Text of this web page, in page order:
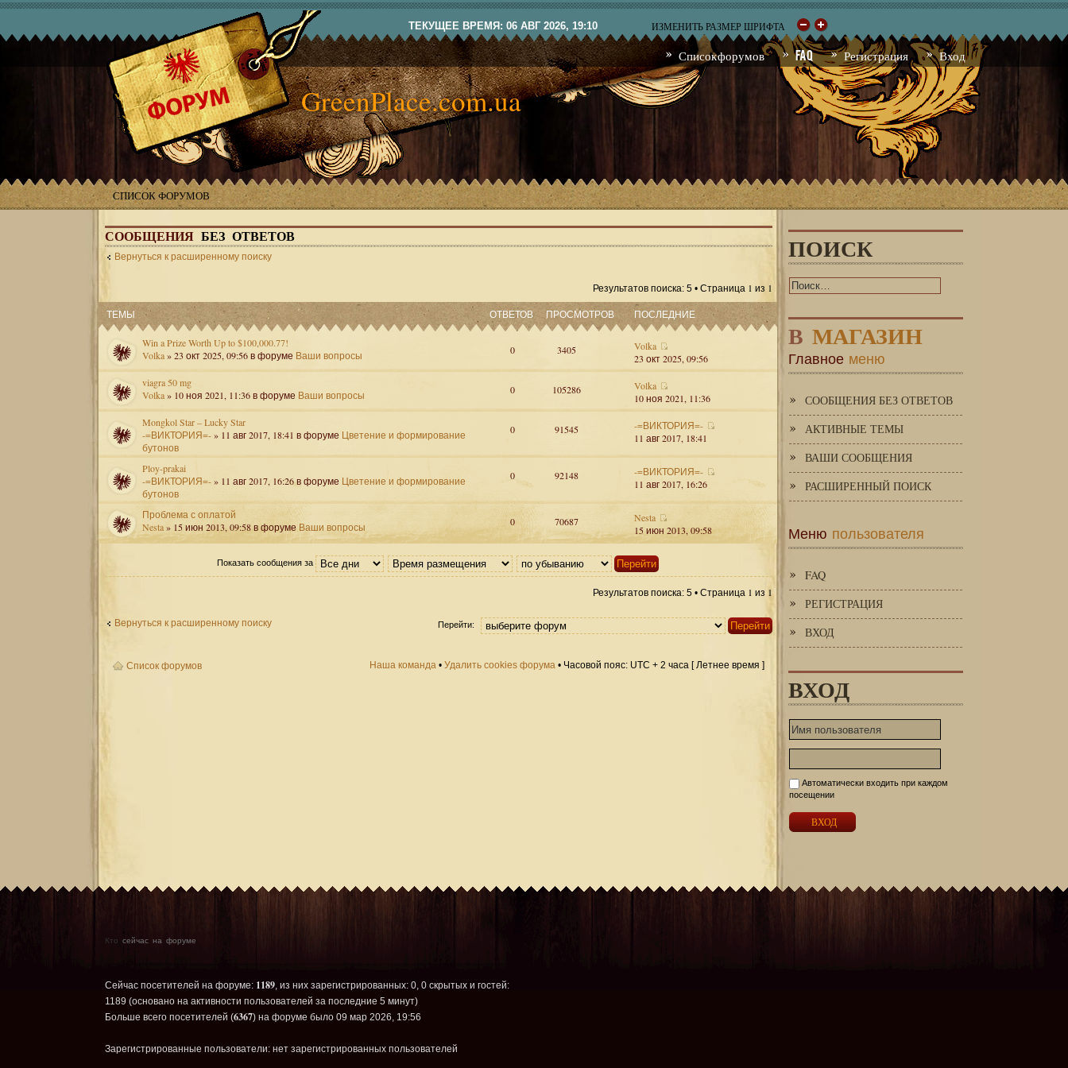
ТЕКУЩЕЕ ВРЕМЯ: 06 АВГ 2026, 19:10 ИЗМЕНИТЬ РАЗМЕР ШРИФТА
Список форумов FAQ Регистрация Вход
GreenPlace.com.ua
СПИСОК ФОРУМОВ
СООБЩЕНИЯ БЕЗ ОТВЕТОВ
Вернуться к расширенному поиску
Результатов поиска: 5 • Страница 1 из 1
ТЕМЫ
ОТВЕТОВ ПРОСМОТРОВ ПОСЛЕДНИЕ
Win a Prize Worth Up to $100,000.77!
Volka» 23 окт 2025, 09:56 в форуме Ваши вопросы 0 3405
Volka
23 окт 2025, 09:56
viagra 50 mg
Volka» 10 ноя 2021, 11:36 в форуме Ваши вопросы 0 105286
Volka
10 ноя 2021, 11:36
Mongkol Star – Lucky Star
-=ВИКТОРИЯ=-» 11 авг 2017, 18:41 в форуме Цветение и формирование
бутонов
0 91545
-=ВИКТОРИЯ=-
11 авг 2017, 18:41
Ploy-prakai
-=ВИКТОРИЯ=-» 11 авг 2017, 16:26 в форуме Цветение и формирование
бутонов
0 92148
-=ВИКТОРИЯ=-
11 авг 2017, 16:26
Проблема с оплатой
Nesta» 15 июн 2013, 09:58 в форуме Ваши вопросы 0 70687
Nesta
15 июн 2013, 09:58
Показать сообщения за
Результатов поиска: 5 • Страница 1 из 1
Вернуться к расширенному поиску Перейти:
Список форумов Наша команда • Удалить cookies форума • Часовой пояс: UTC + 2 часа [ Летнее время ]
ПОИСК
В МАГАЗИН
Главное меню
СООБЩЕНИЯ БЕЗ ОТВЕТОВ
АКТИВНЫЕ ТЕМЫ
ВАШИ СООБЩЕНИЯ
РАСШИРЕННЫЙ ПОИСК
Меню пользователя
FAQ
РЕГИСТРАЦИЯ
ВХОД
ВХОД
Автоматически входить при каждом
посещении
Кто сейчас на форуме
Сейчас посетителей на форуме: 1189, из них зарегистрированных: 0, 0 скрытых и гостей:
1189 (основано на активности пользователей за последние 5 минут)
Больше всего посетителей (6367) на форуме было 09 мар 2026, 19:56
Зарегистрированные пользователи: нет зарегистрированных пользователей